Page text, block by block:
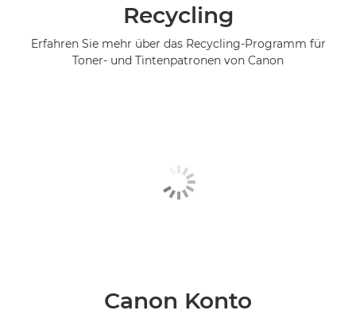
Recycling
Erfahren Sie mehr über das Recycling-Programm für
Toner- und Tintenpatronen von Canon
Canon Konto